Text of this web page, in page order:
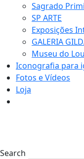
Sagrado
SP ARTE
Exposições
GALERIA
Museu do
Iconografia para
Fotos e Vídeos
Loja
Search